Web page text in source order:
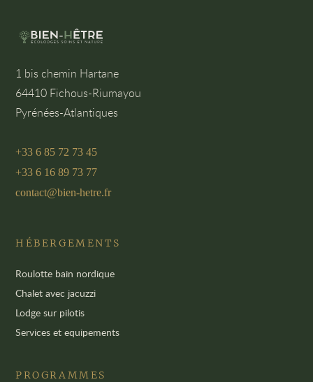
1 bis chemin Hartane
64410 Fichous-Riumayou
Pyrénées-Atlantiques
+33 6 85 72 73 45
+33 6 16 89 73 77
contact@bien-hetre.fr
HÉBERGEMENTS
Roulotte bain nordique
Chalet avec jacuzzi
Lodge sur pilotis
Services et equipements
PROGRAMMES